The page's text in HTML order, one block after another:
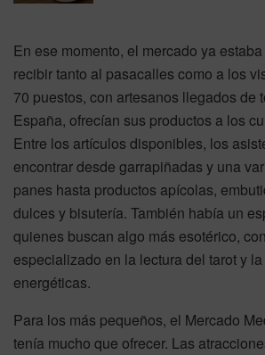
En ese momento, el mercado ya
recibir tanto al pasacalles como a los
70 puestos, con artesanos llegados de
España, ofrecían sus productos a los
Entre los artículos disponibles, los
encontrar desde garrapiñadas y una
panes hasta productos apícolas,
dulces y bisutería. También había un
quienes buscan algo más esotérico,
especializado en la lectura del tarot y
energéticas.
Para los más pequeños, el Mercado
tenía mucho que ofrecer. Las